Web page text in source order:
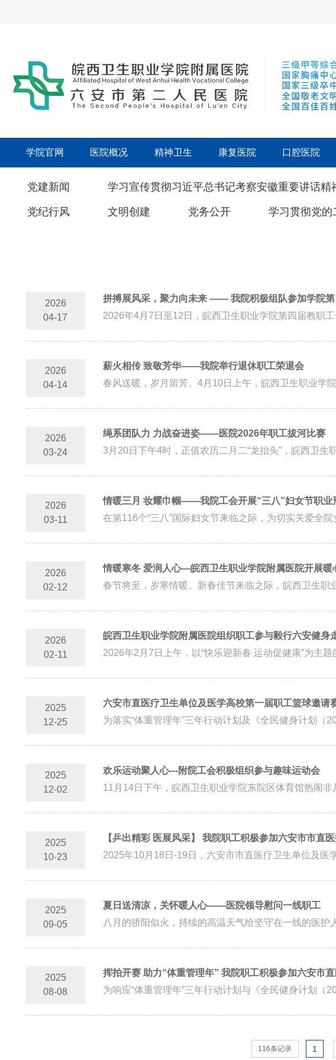
学院官网 医院概况 精神卫生 康复医院 口腔医院
党建新闻 学习宣传贯彻习近平总书记考察安徽重要讲话精
党纪行风 文明创建 党务公开 学习贯彻党的
2026
04-17
拼搏展风采，聚力向未来 —— 我院积极组队参加学院第
2026年4月7日至12日，皖西卫生职业学院第四届教职
2026
04-14
薪火相传 致敬芳华——我院举行退休职工荣退会
春风送暖，岁月留芳。4月10日上午，皖西卫生职业学
2026
03-24
绳系团队力 力战奋进姿——医院2026年职工拔河比赛
2026
03-11
情暖三月 妆耀巾帼——我院工会开展“三八”妇女节职业
在第116个“三八”国际妇女节来临之际，为切实关爱全
2026
02-12
情暖寒冬 爱润人心—皖西卫生职业学院附属医院开展暖
春节将至，岁寒情暖。新春佳节来临之际，皖西卫生职
2026
02-11
皖西卫生职业学院附属医院组织职工参与毅行六安健身
2026年2月7日上午，以“快乐迎新春 运动促健康”为主
2025
12-25
六安市直医疗卫生单位及医学高校第一届职工篮球邀请
为落实“体重管理年”三年行动计划及《全民健身计划
2025
12-02
欢乐运动聚人心---附院工会积极组织参与趣味运动会
11月14日下午，皖西卫生职业学院东院区体育馆热闹
2025
10-23
【乒出精彩 医展风采】 我院职工积极参加六安市市直
2025年10月18日-19日，六安市市直医疗卫生单位及
2025
09-05
夏日送清凉，关怀暖人心——医院领导慰问一线职工
八月的骄阳似火，持续的高温天气给坚守在一线的医护
2025
08-08
挥拍开赛 助力“体重管理年” 我院职工积极参加六安市
为响应“体重管理年”三年行动计划与《全民健身计划
116条记录 1